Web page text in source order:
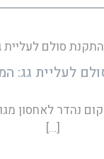
לעליית גג:
נהדר לאחסון
[…]